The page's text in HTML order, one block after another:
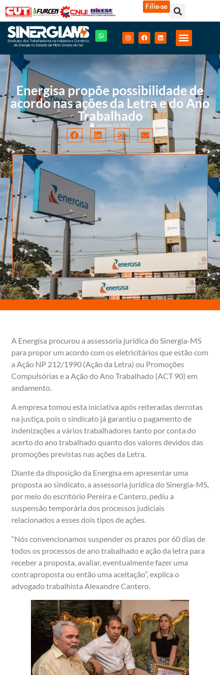
Filie-se
Energisa propõe possibilidade de
acordo nas ações da Letra e do Ano
Trabalhado
setembro 14, 2017
A Energisa procurou a assessoria jurídica do Sinergia-MS
para propor um acordo com os eletricitários que estão com
a Ação NP 212/1990 (Ação da Letra) ou Promoções
Compulsórias e a Ação do Ano Trabalhado (ACT 90) em
andamento.
A empresa tomou esta iniciativa após reiteradas derrotas
na justiça, pois o sindicato já garantiu o pagamento de
indenizações a vários trabalhadores tanto por conta do
acerto do ano trabalhado quanto dos valores devidos das
promoções previstas nas ações da Letra.
Diante da disposição da Energisa em apresentar uma
proposta ao sindicato, a assessoria jurídica do Sinergia-MS,
por meio do escritório Pereira e Cantero, pediu a
suspensão temporária dos processos judiciais
relacionados a esses dois tipos de ações.
“Nós convencionamos suspender os prazos por 60 dias de
todos os processos de ano trabalhado e ação da letra para
receber a proposta, avaliar, eventualmente fazer uma
contraproposta ou então uma aceitação”, explica o
advogado trabalhista Alexandre Cantero.